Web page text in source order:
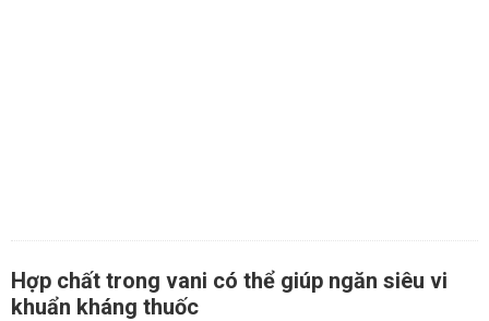
Hợp chất trong vani có thể giúp ngăn siêu vi
khuẩn kháng thuốc